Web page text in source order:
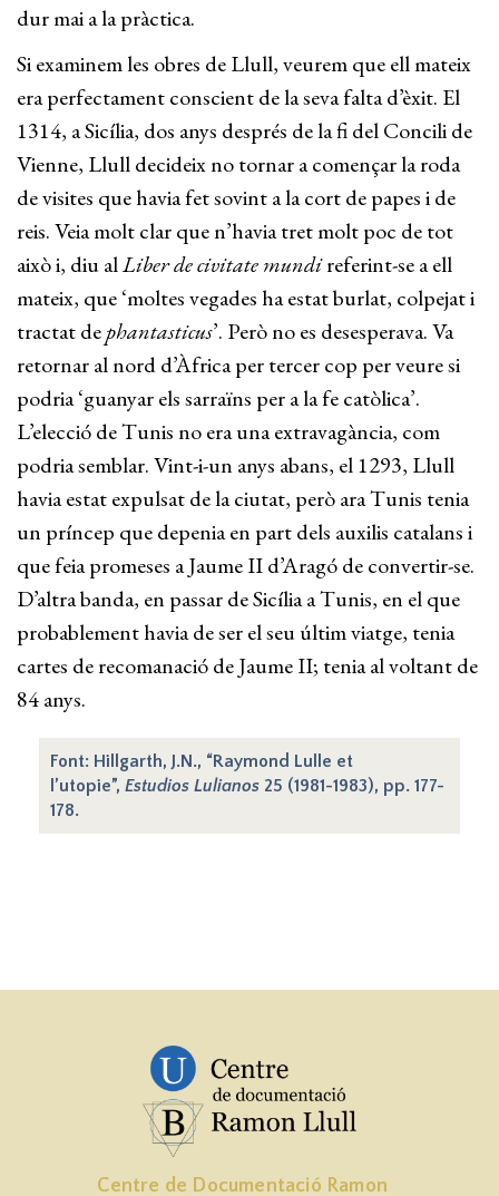
dur mai a la pràctica.
Si examinem les obres de Llull, veurem que ell mateix
era perfectament conscient de la seva falta d’èxit. El
1314, a Sicília, dos anys després de la fi del Concili de
Vienne, Llull decideix no tornar a començar la roda
de visites que havia fet sovint a la cort de papes i de
reis. Veia molt clar que n’havia tret molt poc de tot
això i, diu alLiber de civitate mundireferint-se a ell
mateix, que ‘moltes vegades ha estat burlat, colpejat i
tractat dephantasticus’. Però no es desesperava. Va
retornar al nord d’Àfrica per tercer cop per veure si
podria ‘guanyar els sarraïns per a la fe catòlica’.
L’elecció de Tunis no era una extravagància, com
podria semblar. Vint-i-un anys abans, el 1293, Llull
havia estat expulsat de la ciutat, però ara Tunis tenia
un príncep que depenia en part dels auxilis catalans i
que feia promeses a Jaume II d’Aragó de convertir-se.
D’altra banda, en passar de Sicília a Tunis, en el que
probablement havia de ser el seu últim viatge, tenia
cartes de recomanació de Jaume II; tenia al voltant de
84 anys.
Font: Hillgarth, J.N., “Raymond Lulle et
l’utopie”, Estudios Lulianos 25 (1981-1983), pp. 177-
178.
Centre de Documentació Ramon